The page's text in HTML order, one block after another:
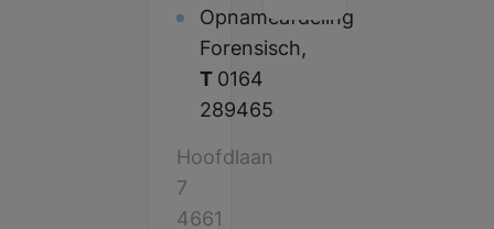
Opnameafdeling
Forensisch,
T 0164
289465
Hoofdlaan
7
4661